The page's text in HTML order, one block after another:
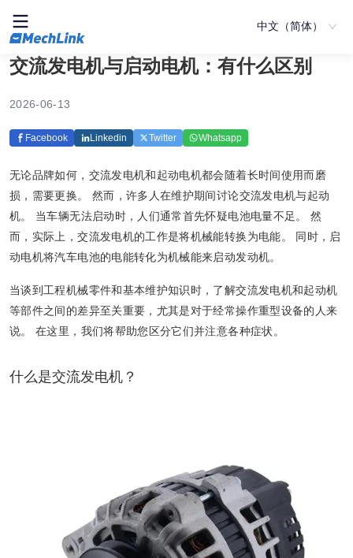
中文（简体）
交流发电机与启动电机：有什么区别
2026-06-13
Facebook Linkedin Twitter Whatsapp
无论品牌如何，交流发电机和起动电机都会随着长时间使用而磨
损，需要更换。 然而，许多人在维护期间讨论交流发电机与起动
机。 当车辆无法启动时，人们通常首先怀疑电池电量不足。 然
而，实际上，交流发电机的工作是将机械能转换为电能。 同时，启
动电机将汽车电池的电能转化为机械能来启动发动机。
当谈到工程机械零件和基本维护知识时，了解交流发电机和起动机
等部件之间的差异至关重要，尤其是对于经常操作重型设备的人来
说。 在这里，我们将帮助您区分它们并注意各种症状。
什么是交流发电机？